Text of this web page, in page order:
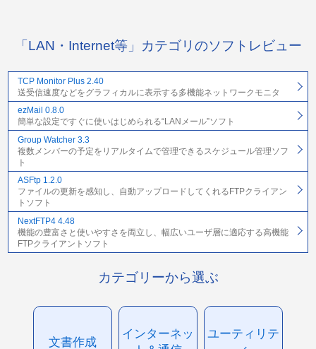
「LAN・Internet等」カテゴリのソフトレビュー
TCP Monitor Plus 2.40
送受信速度などをグラフィカルに表示する多機能ネットワークモニタ
ezMail 0.8.0
簡単な設定ですぐに使いはじめられる“LANメール”ソフト
Group Watcher 3.3
複数メンバーの予定をリアルタイムで管理できるスケジュール管理ソフ
ト
ASFtp 1.2.0
ファイルの更新を感知し、自動アップロードしてくれるFTPクライアン
トソフト
NextFTP4 4.48
機能の豊富さと使いやすさを両立し、幅広いユーザ層に適応する高機能
FTPクライアントソフト
カテゴリーから選ぶ
文書作成
インターネッ
ユーティリテ